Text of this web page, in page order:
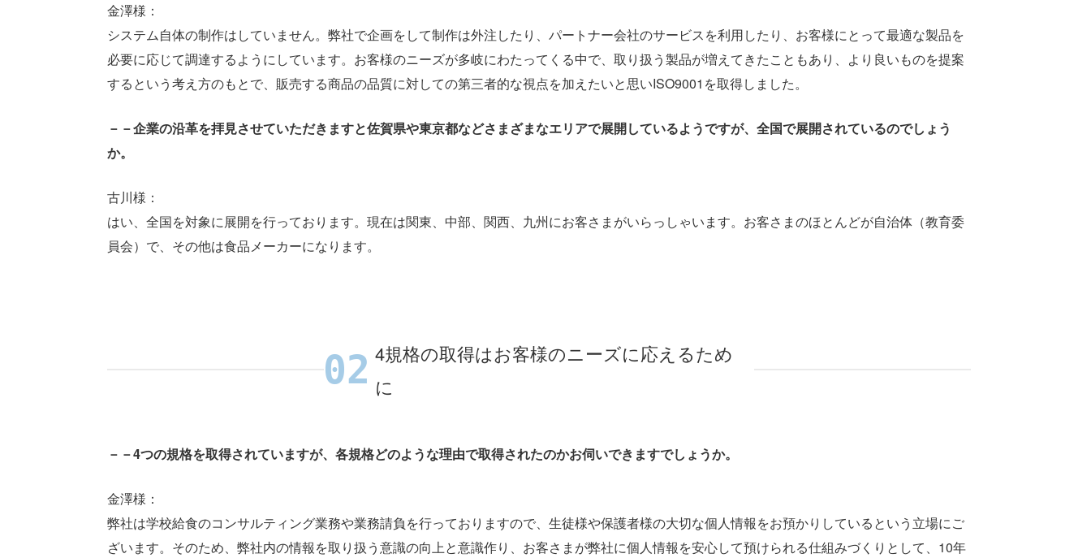
金澤様：
システム自体の制作はしていません。弊社で企画をして制作は外注したり、パートナー会社のサービスを利用したり、お客様にとって最適な製品を
必要に応じて調達するようにしています。お客様のニーズが多岐にわたってくる中で、取り扱う製品が増えてきたこともあり、より良いものを提案
するという考え方のもとで、販売する商品の品質に対しての第三者的な視点を加えたいと思いISO9001を取得しました。
－－企業の沿革を拝見させていただきますと佐賀県や東京都などさまざまなエリアで展開しているようですが、全国で展開されているのでしょう
か。
古川様：
はい、全国を対象に展開を行っております。現在は関東、中部、関西、九州にお客さまがいらっしゃいます。お客さまのほとんどが自治体（教育委
員会）で、その他は食品メーカーになります。
4規格の取得はお客様のニーズに応えるため
に
－－4つの規格を取得されていますが、各規格どのような理由で取得されたのかお伺いできますでしょうか。
金澤様：
弊社は学校給食のコンサルティング業務や業務請負を行っておりますので、生徒様や保護者様の大切な個人情報をお預かりしているという立場にご
ざいます。そのため、弊社内の情報を取り扱う意識の向上と意識作り、お客さまが弊社に個人情報を安心して預けられる仕組みづくりとして、10年